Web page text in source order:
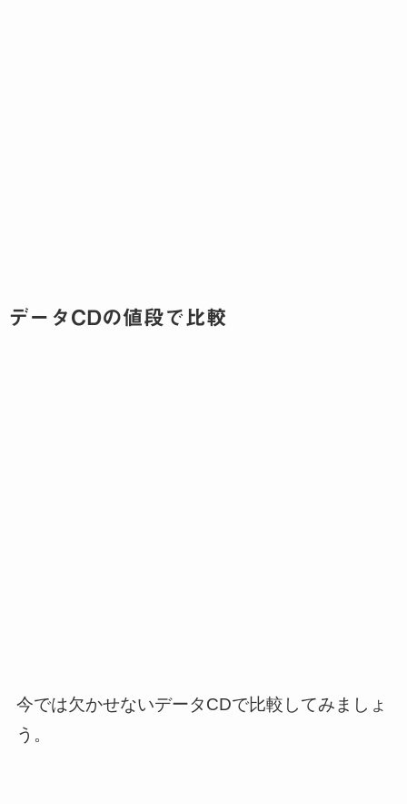
データCDの値段で比較
今では欠かせないデータCDで比較してみましょ
う。